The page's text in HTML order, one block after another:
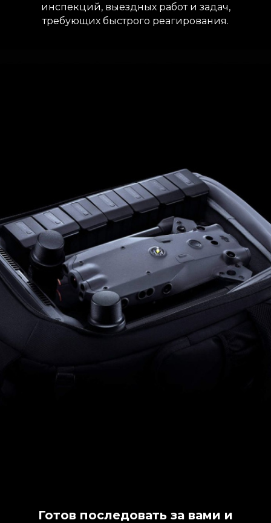
инспекций, выездных работ и задач,
требующих быстрого реагирования.
Готов последовать за вами и